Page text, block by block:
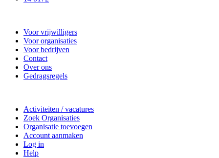
Voor vrijwilligers
Voor organisaties
Voor bedrijven
Contact
Over ons
Gedragsregels
Activiteiten / vacatures
Zoek Organisaties
Organisatie toevoegen
Account aanmaken
Log in
Help